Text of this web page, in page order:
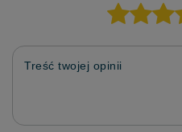
Treść twojej opinii